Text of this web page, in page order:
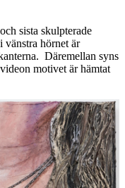
sista skulpterade
vänstra hörnet är
Däremellan syns
motivet är hämtat